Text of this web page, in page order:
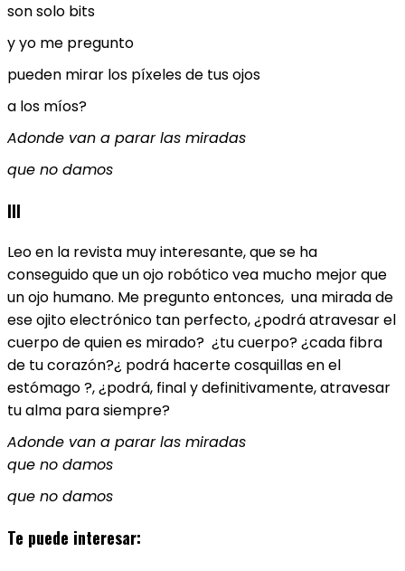
son solo bits
y yo me pregunto
pueden mirar los píxeles de tus ojos
a los míos?
Adonde van a parar las miradas
que no damos
III
Leo en la revista muy interesante, que se ha
conseguido que un ojo robótico vea mucho mejor que
un ojo humano. Me pregunto entonces, una mirada de
ese ojito electrónico tan perfecto, ¿podrá atravesar el
cuerpo de quien es mirado? ¿tu cuerpo? ¿cada fibra
de tu corazón?¿ podrá hacerte cosquillas en el
estómago ?, ¿podrá, final y definitivamente, atravesar
tu alma para siempre?
Adonde van a parar las miradas
que no damos
que no damos
Te puede interesar: